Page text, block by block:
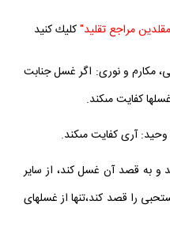
مراجع تقليد"كليك كنيد
مكارم و نورى: اگر غسل جنابت
كفايت مى‏كند.
آرى كفايت مى‏كند.
به قصد آن غسل كند، از ساير
را قصد كند،تنها از غسل‏هاى